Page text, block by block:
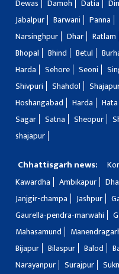
Dewas
Damoh Datia
Jabalpur
Barwani Panna
Narsinghpur
Dhar Ratlam
Bhopal
Bhind Betul
Harda
Sehore Seoni
Shivpuri
Shahdol
Hoshangabad
Harda Hata
Sagar
Satna Sheopur
shajapur
Chhattisgarh news:
Kawardha
Ambikapur
Janjgir-champa
Jashpur
Gaurella-pendra-marwahi
Mahasamund
Bijapur
Bilaspur Balod
Narayanpur
Surajpur